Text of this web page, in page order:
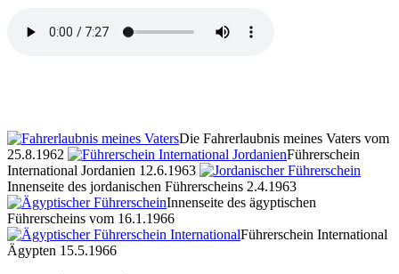
Die Fahrerlaubnis meines Vaters vom
25.8.1962
Führerschein
International Jordanien 12.6.1963
Innenseite des jordanischen Führerscheins 2.4.1963
Innenseite des ägyptischen
Führerscheins vom 16.1.1966
Führerschein International
Ägypten 15.5.1966